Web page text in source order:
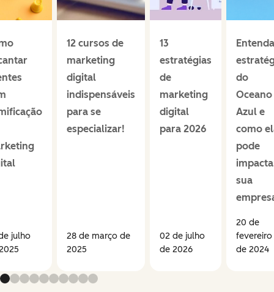
julho
12 cursos de
marketing
digital
indispensáveis
para se
especializar!
28 de março de
2025
13
estratégias
de
marketing
digital
para 2026
02 de julho
de 2026
do
Oceano
Azul e
como
pode
sua
20 de
fevereiro
de 2024